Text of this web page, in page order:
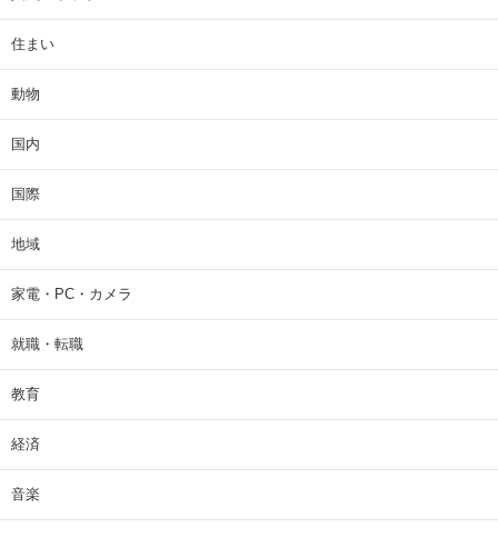
住まい
動物
国内
国際
地域
家電・PC・カメラ
就職・転職
教育
経済
音楽